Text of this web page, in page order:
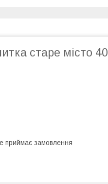
старе місто 40
приймає замовлення